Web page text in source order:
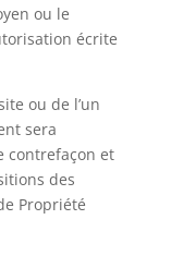
ou le
écrite
ou de l’un
sera
contrefaçon et
des
Propriété